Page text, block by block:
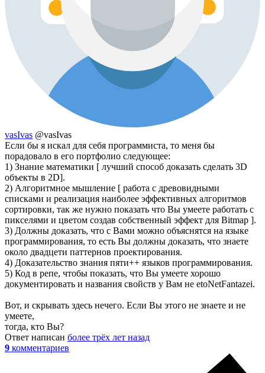
vasIvas @vasIvas
Если бы я искал для себя программиста, то меня бы
порадовало в его портфолио следующее:
1) Знание математики [ лучший способ доказать сделать 3D
объекты в 2D].
2) Алгоритмное мышление [ работа с древовидными
списками и реализация наиболее эффективных алгоритмов
сортировки, так же нужно показать что Вы умеете работать с
пикселями и цветом создав собственный эффект для Bitmap ].
3) Должны доказать, что с Вами можно объяснятся на языке
программирования, то есть Вы должны доказать, что знаете
около двадцети паттернов проектирования.
4) Доказательство знания пяти++ языков программирования.
5) Код в репе, чтобы показать, что Вы умеете хорошо
документировать и названия свойств у Вам не etoNetFantazei.
Вот, и скрывать здесь нечего. Если Вы этого не знаете и не
умеете,
тогда, кто Вы?
Ответ написан более трёх лет назад
9 комментариев